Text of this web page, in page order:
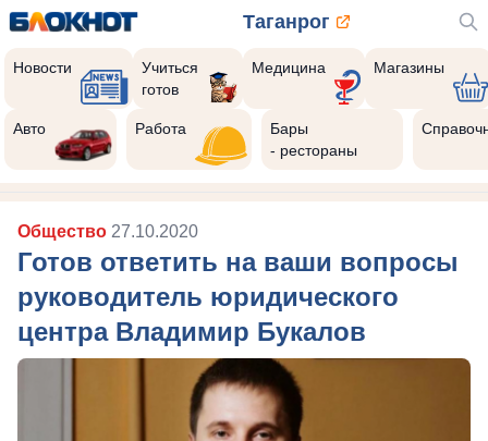
Таганрог
Новости
Учиться
готов
Медицина Магазины
Авто Работа
Бары
- рестораны
Общество 27.10.2020
Готов ответить на ваши вопросы
руководитель юридического
центра Владимир Букалов